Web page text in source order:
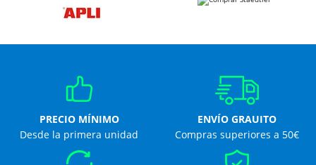
PRECIO MÍNIMO
Desde la primera unidad
ENVÍO GRAUITO
Compras superiores a 50€